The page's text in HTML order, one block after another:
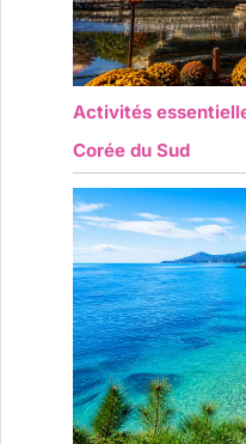
Activités
Corée du Sud